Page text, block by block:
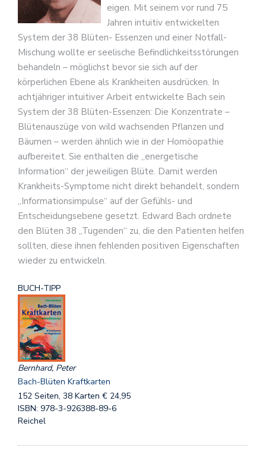
eigen. Mit seinem vor rund 75
Jahren intuitiv entwickelten
System der 38 Blüten- Essenzen und einer Notfall-
Mischung wollte er seelische Befindlichkeitsstörungen
behandeln – möglichst bevor sie sich auf der
körperlichen Ebene als Krankheiten ausdrücken. In
achtjähriger intuitiver Arbeit entwickelte Bach sein
System der 38 Blüten-Essenzen: Die Konzentrate –
Blütenauszüge von wild wachsenden Pflanzen und
Bäumen – werden ähnlich wie in der Homöopathie
aufbereitet. Sie enthalten die „energetische
Information“ der jeweiligen Blüte. Damit werden
Krankheits-Symptome nicht direkt behandelt, sondern
„Informationsimpulse“ auf der Gefühls- und
Entscheidungsebene gesetzt. Edward Bach ordnete
den Blüten 38 „Tugenden“ zu, die den Patienten helfen
sollten, diese ihnen fehlenden positiven Eigenschaften
wieder zu entwickeln.
BUCH-TIPP
Bernhard, Peter
Bach-Blüten Kraftkarten
152 Seiten, 38 Karten € 24,95
ISBN: 978-3-926388-89-6
Reichel